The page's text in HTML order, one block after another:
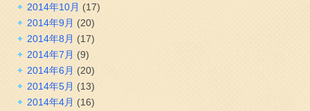
2014年10月 (17)
2014年9月 (20)
2014年8月 (17)
2014年7月 (9)
2014年6月 (20)
2014年5月 (13)
2014年4月 (16)